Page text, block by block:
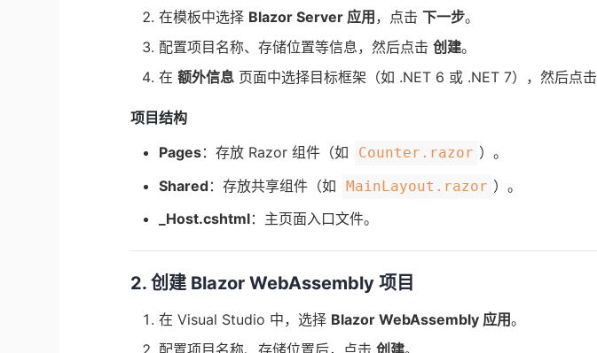
在模板中选择 Blazor Server 应用 ，点击下一步。
配置项目名称、存储位置等信息，然后点击创建。
在额外信息 页面中选择目标框架（如 .NET 6 或 .NET 7），然后点
项目结构
Pages：存放 Razor 组件（如 Counter.razor ）。
Shared：存放共享组件（如 MainLayout.razor ）。
_Host.cshtml：主页面入口文件。
2. 创建 Blazor WebAssembly 项目
在 Visual Studio 中，选择 Blazor WebAssembly 应用。